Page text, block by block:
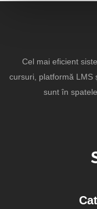
Cel mai eficient
cursuri, platformă LMS
sunt în